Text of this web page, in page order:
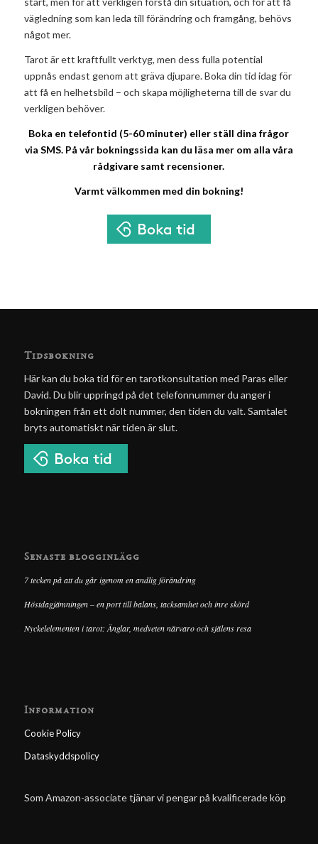
vägledning som kan leda till förändring och framgång, behövs
något mer.
Tarot är ett kraftfullt verktyg, men dess fulla potential
uppnås endast genom att gräva djupare. Boka din tid idag för
att få en helhetsbild – och skapa möjligheterna till de svar du
verkligen behöver.
Boka en telefontid (5-60 minuter) eller ställ dina frågor
via SMS. På vår bokningssida kan du läsa mer om alla våra
rådgivare samt recensioner.
Varmt välkommen med din bokning!
Tidsbokning
Här kan du boka tid för en tarotkonsultation med Paras eller
David. Du blir uppringd på det telefonnummer du anger i
bokningen från ett dolt nummer, den tiden du valt. Samtalet
bryts automatiskt när tiden är slut.
Senaste blogginlägg
7 tecken på att du går igenom en andlig förändring
Höstdagjämningen – en port till balans, tacksamhet och inre skörd
Nyckelelementen i tarot: Änglar, medveten närvaro och själens resa
Information
Cookie Policy
Dataskyddspolicy
Som Amazon-associate tjänar vi pengar på kvalificerade köp